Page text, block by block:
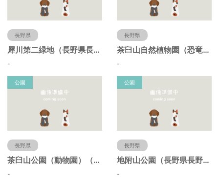
長野県
犀川第二緑地（長野県長野市）
-
長野県
茶臼山自然植物園（恐竜園）（長野県長野市）
-
公園
長野県
茶臼山公園（動物園）（長野県長野市）
-
公園
長野県
地附山公園（長野県長野市）
-